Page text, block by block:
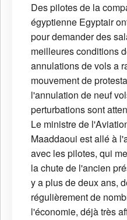
Des pilotes de la
égyptienne Egyptair
pour demander des
meilleures conditions
annulations de vols a
mouvement de
l'annulation de neuf
perturbations sont
Le ministre de
Maaddaoui est allé à
avec les pilotes, qui
la chute de l'ancien
y a plus de deux ans,
régulièrement de
l'économie, déjà très